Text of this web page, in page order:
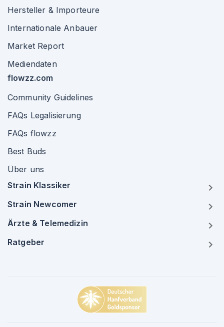
Hersteller & Importeure
Internationale Anbauer
Market Report
Mediendaten
flowzz.com
Community Guidelines
FAQs Legalisierung
FAQs flowzz
Best Buds
Über uns
Strain Klassiker
Strain Newcomer
Ärzte & Telemedizin
Ratgeber